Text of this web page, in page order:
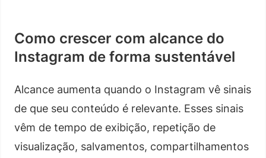
Como crescer com alcance do
Instagram de forma sustentável
Alcance aumenta quando o Instagram vê sinais
de que seu conteúdo é relevante. Esses sinais
vêm de tempo de exibição, repetição de
visualização, salvamentos, compartilhamentos